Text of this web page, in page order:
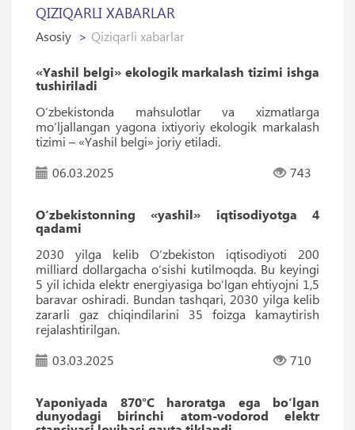
QIZIQARLI XABARLAR
Asosiy Qiziqarli xabarlar
«Yashil belgi» ekologik markalash tizimi ishga
tushiriladi
O‘zbekistonda mahsulotlar va xizmatlarga
mo‘ljallangan yagona ixtiyoriy ekologik markalash
tizimi – «Yashil belgi» joriy etiladi.
06.03.2025
743
Oʻzbekistonning «yashil» iqtisodiyotga 4
qadami
2030 yilga kelib Oʻzbekiston iqtisodiyoti 200
milliard dollargacha oʻsishi kutilmoqda. Bu keyingi
5 yil ichida elektr energiyasiga boʻlgan ehtiyojni 1,5
baravar oshiradi. Bundan tashqari, 2030 yilga kelib
zararli gaz chiqindilarini 35 foizga kamaytirish
rejalashtirilgan.
03.03.2025
710
Yaponiyada 870°C haroratga ega bo‘lgan
dunyodagi birinchi atom-vodorod elektr